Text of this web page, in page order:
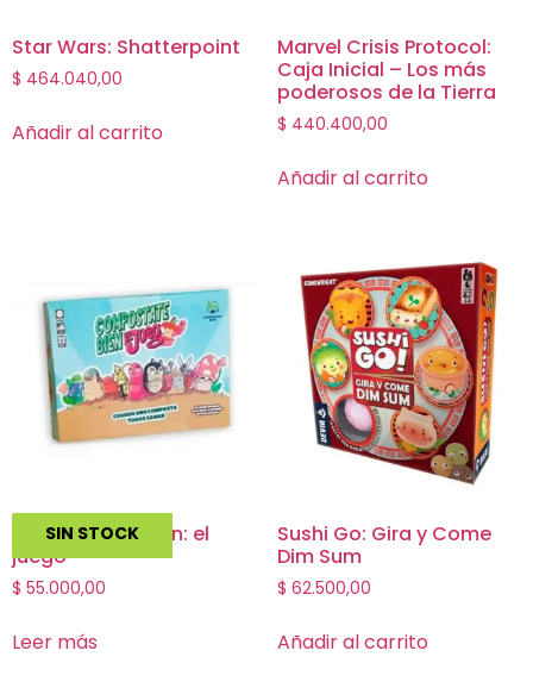
Star Wars: Shatterpoint
$ 464.040,00
Añadir al carrito
Marvel Crisis Protocol:
Caja Inicial – Los más
poderosos de la Tierra
$ 440.400,00
Añadir al carrito
SIN STOCK
Compostate Bien: el
juego
$ 55.000,00
Leer más
Sushi Go: Gira y Come
Dim Sum
$ 62.500,00
Añadir al carrito